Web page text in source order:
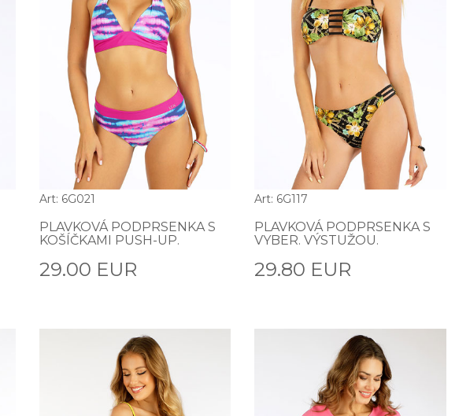
Art: 6G021
PLAVKOVÁ PODPRSENKA S
KOŠÍČKAMI PUSH-UP.
29.00 EUR
Art: 6G117
PLAVKOVÁ PODPRSENKA S
VYBER. VÝSTUŽOU.
29.80 EUR